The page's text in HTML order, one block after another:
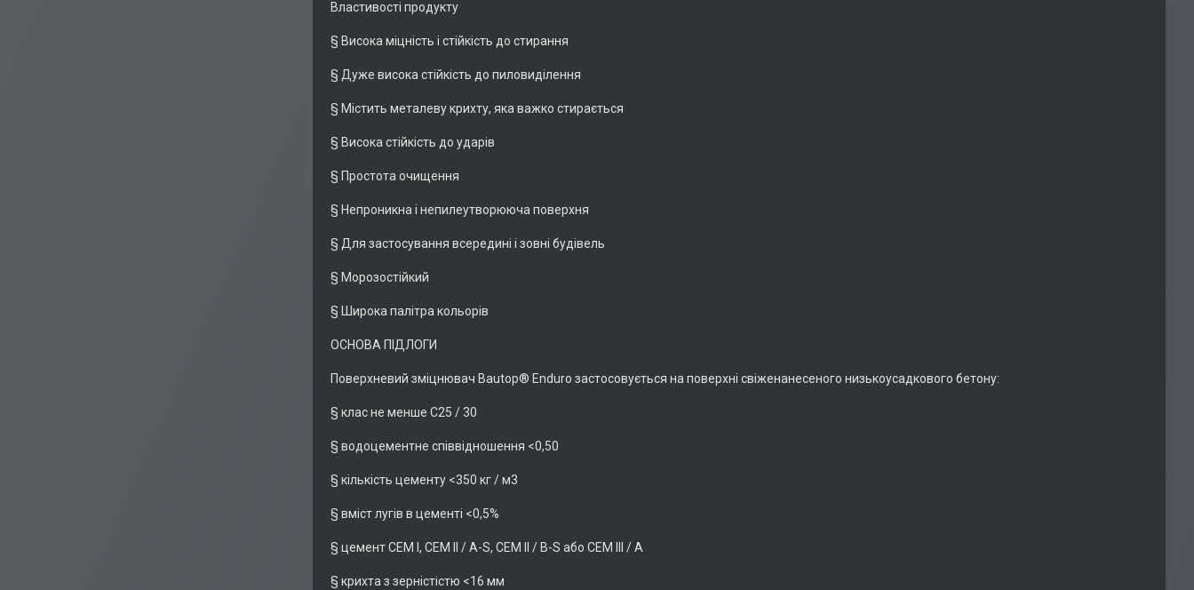
Властивості продукту
§ Висока міцність і стійкість до стирання
§ Дуже висока стійкість до пиловиділення
§ Містить металеву крихту, яка важко стирається
§ Висока стійкість до ударів
§ Простота очищення
§ Непроникна і непилеутворююча поверхня
§ Для застосування всередині і зовні будівель
§ Морозостійкий
§ Широка палітра кольорів
ОСНОВА ПІДЛОГИ
Поверхневий зміцнювач Bautop® Enduro застосовується на поверхні свіженанесеного низькоусадкового бетону:
§ клас не менше C25 / 30
§ водоцементне співвідношення <0,50
§ кількість цементу <350 кг / м3
§ вміст лугів в цементі <0,5%
§ цемент CEM I, CEM ll / A-S, CEM ll / B-S або CEM lll / A
§ крихта з зерністістю <16 мм